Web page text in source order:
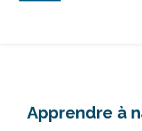
Apprendre à